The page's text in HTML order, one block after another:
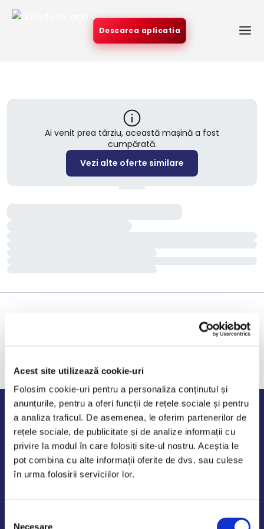
Acest site utilizează cookie-uri
Folosim cookie-uri pentru a personaliza conținutul și
anunțurile, pentru a oferi funcții de rețele sociale și pentru
a analiza traficul. De asemenea, le oferim partenerilor de
rețele sociale, de publicitate și de analize informații cu
privire la modul în care folosiți site-ul nostru. Aceștia le
pot combina cu alte informații oferite de dvs. sau culese
în urma folosirii serviciilor lor.
Necesare
Descarca aplicatia
Ai venit prea târziu, această mașină a fost
cumpărată.
Vezi alte oferte similare
Program de lucru
Luni - Vineri: 09:00-18:00
Sambata - Duminica: 10:00-14:00